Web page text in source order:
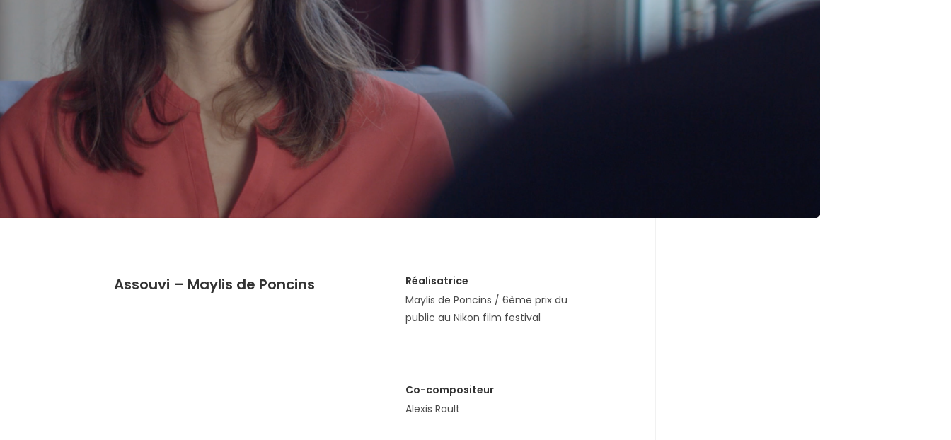
Assouvi – Maylis de Poncins
Réalisatrice
Maylis de Poncins / 6ème prix du
public au Nikon film festival
Co-compositeur
Alexis Rault